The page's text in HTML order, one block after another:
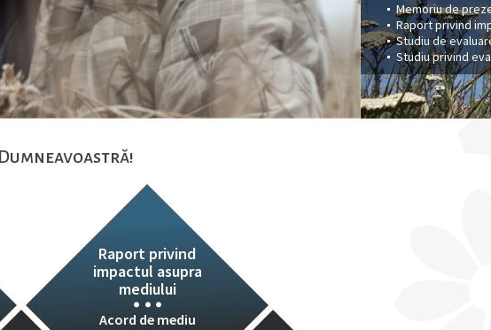
Memoriu de
Raport privind
Studiu de
Studiu privind
Raport privind
impactul asupra
mediului
Acord de mediu
Studii de avifaună – Parc Eolian
Tafila, Iordania